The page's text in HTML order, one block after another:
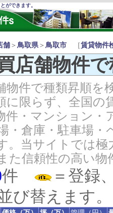
ができます。
舗 ＞ 鳥取県＞ 鳥取市 ［賃貸物件
店舗物件
件で種類昇順を
に限らず、全国の
件・マンション・
・倉庫・駐車場
。当サイトでは
た信頼性の高い
件
＝登録
び替えます。